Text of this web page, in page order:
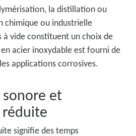
la distillation ou
chimique ou industrielle
à vide constituent un choix de
acier inoxydable est fourni de
applications corrosives.
sonore et
signifie des temps